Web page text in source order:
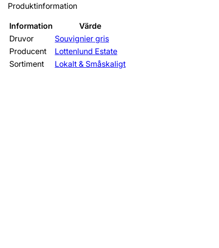
Produktinformation
Information
Värde
Druvor
Souvignier gris
Producent
Lottenlund Estate
Sortiment
Lokalt & Småskaligt